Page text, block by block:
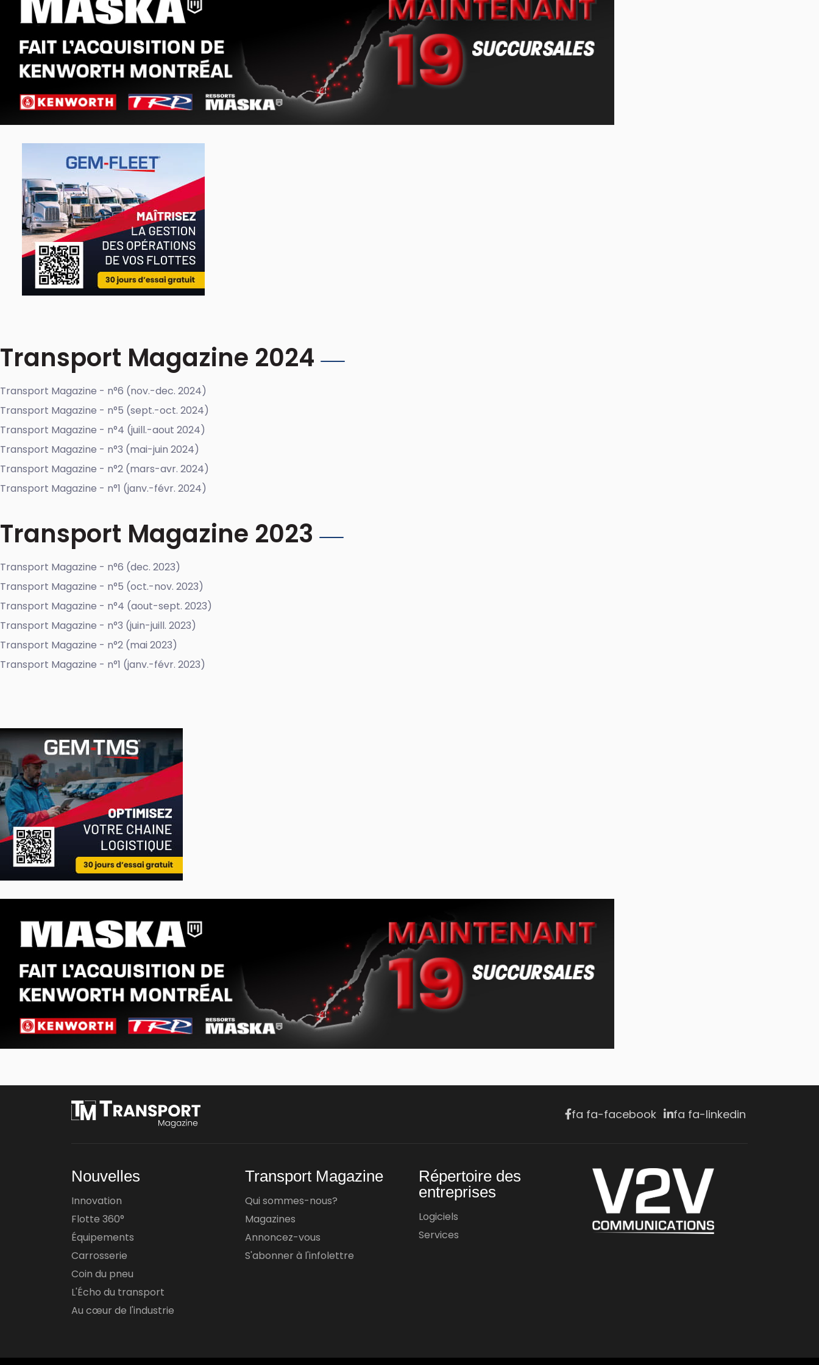
Transport Magazine 2024
Transport Magazine - n°6 (nov.-dec. 2024)
Transport Magazine - n°5 (sept.-oct. 2024)
Transport Magazine - n°4 (juill.-aout 2024)
Transport Magazine - n°3 (mai-juin 2024)
Transport Magazine - n°2 (mars-avr. 2024)
Transport Magazine - n°1 (janv.-févr. 2024)
Transport Magazine 2023
Transport Magazine - n°6 (dec. 2023)
Transport Magazine - n°5 (oct.-nov. 2023)
Transport Magazine - n°4 (aout-sept. 2023)
Transport Magazine - n°3 (juin-juill. 2023)
Transport Magazine - n°2 (mai 2023)
Transport Magazine - n°1 (janv.-févr. 2023)
fa fa-facebook fa fa-linkedin
Nouvelles
Innovation
Flotte 360°
Équipements
Carrosserie
Coin du pneu
L'Écho du transport
Au cœur de l'industrie
Transport Magazine
Qui sommes-nous?
Magazines
Annoncez-vous
S'abonner à l'infolettre
Répertoire des
entreprises
Logiciels
Services